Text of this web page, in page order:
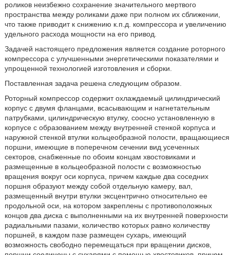
роликов неизбежно сохранение значительного мертвого
пространства между роликами даже при полном их сближении,
что также приводит к снижению к.п.д. компрессора и увеличению
удельного расхода мощности на его привод.
Задачей настоящего предложения является создание роторного
компрессора с улучшенными энергетическими показателями и
упрощенной технологией изготовления и сборки.
Поставленная задача решена следующим образом.
Роторный компрессор содержит охлаждаемый цилиндрический
корпус с двумя фланцами, всасывающим и нагнетательным
патрубками, цилиндрическую втулку, соосно установленную в
корпусе с образованием между внутренней стенкой корпуса и
наружной стенкой втулки кольцеобразной полости, вращающиеся
поршни, имеющие в поперечном сечении вид усеченных
секторов, снабженные по обоим концам хвостовиками и
размещенные в кольцеобразной полости с возможностью
вращения вокруг оси корпуса, причем каждые два соседних
поршня образуют между собой отдельную камеру, вал,
размещенный внутри втулки эксцентрично относительно ее
продольной оси, на котором закреплены с противоположных
концов два диска с выполненными на их внутренней поверхности
радиальными пазами, количество которых равно количеству
поршней, в каждом пазе размещен сухарь, имеющий
возможность свободно перемещаться при вращении дисков,